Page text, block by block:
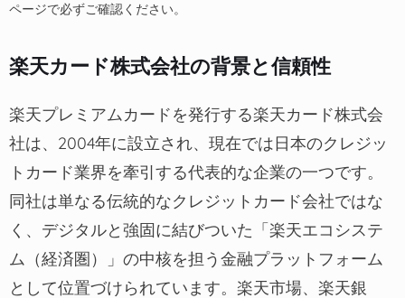
ページで必ずご確認ください。
楽天カード株式会社の背景と信頼性
楽天プレミアムカードを発行する楽天カード株式会
社は、2004年に設立され、現在では日本のクレジッ
トカード業界を牽引する代表的な企業の一つです。
同社は単なる伝統的なクレジットカード会社ではな
く、デジタルと強固に結びついた「楽天エコシステ
ム（経済圏）」の中核を担う金融プラットフォーム
として位置づけられています。楽天市場、楽天銀